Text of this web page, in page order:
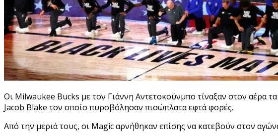
Οι Milwaukee Bucks με τον Γιάννη Αντετοκούνμπο τίναξαν στον αέρα
Jacob Blake τον οποίο πυροβόλησαν πισώπλατα εφτά φορές.
Από την μεριά τους, οι Magic αρνήθηκαν επίσης να κατεβούν στον